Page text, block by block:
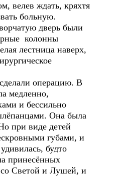
велев ждать, кряхтя
больную.
дверь были
колонны
лестница наверх,
операцию. В
медленно,
и бессильно
Она была
при виде детей
губами, и
будто
принесённых
Светой и Лушей, и